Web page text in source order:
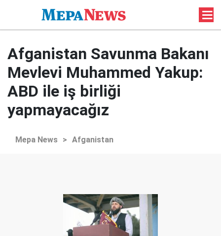
Afganistan Savunma Bakanı
Mevlevi Muhammed Yakup:
ABD ile iş birliği
yapmayacağız
Mepa News > Afganistan